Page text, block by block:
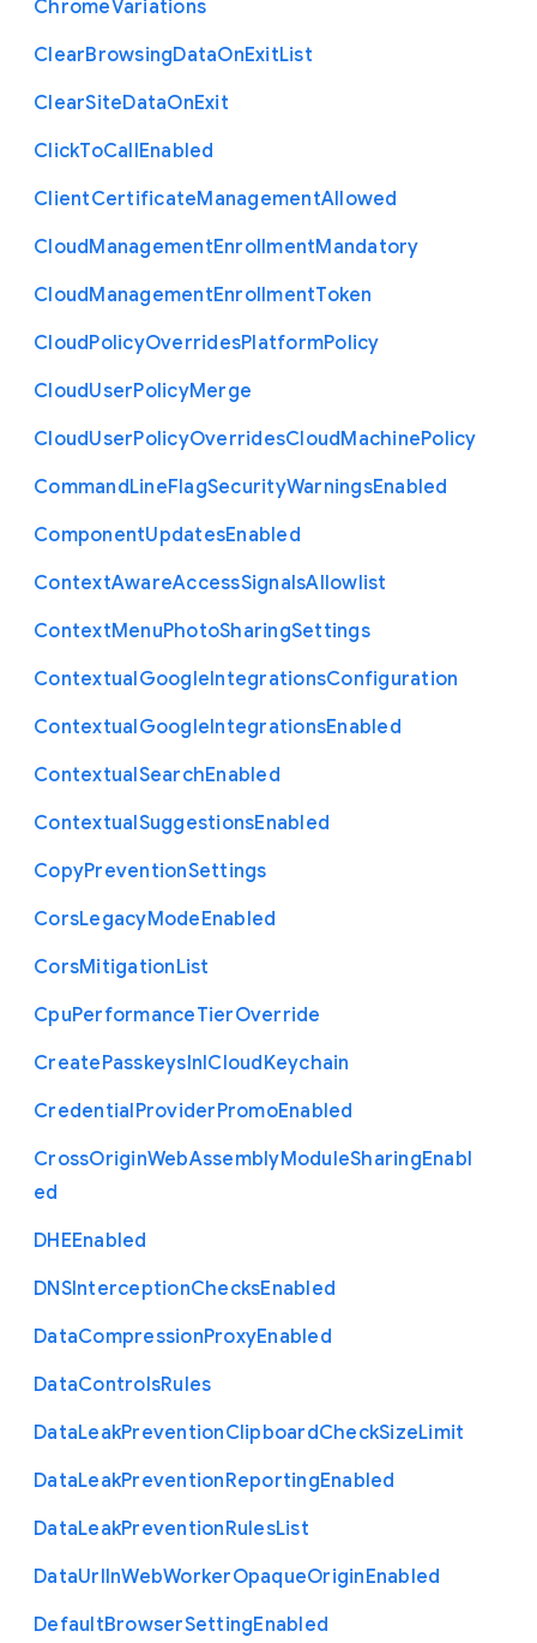
ChromeVariations
ClearBrowsingDataOnExitList
ClearSiteDataOnExit
ClickToCallEnabled
ClientCertificateManagementAllowed
CloudManagementEnrollmentMandatory
CloudManagementEnrollmentToken
CloudPolicyOverridesPlatformPolicy
CloudUserPolicyMerge
CloudUserPolicyOverridesCloudMachinePolicy
CommandLineFlagSecurityWarningsEnabled
ComponentUpdatesEnabled
ContextAwareAccessSignalsAllowlist
ContextMenuPhotoSharingSettings
ContextualGoogleIntegrationsConfiguration
ContextualGoogleIntegrationsEnabled
ContextualSearchEnabled
ContextualSuggestionsEnabled
CopyPreventionSettings
CorsLegacyModeEnabled
CorsMitigationList
CpuPerformanceTierOverride
CreatePasskeysInICloudKeychain
CredentialProviderPromoEnabled
CrossOriginWebAssemblyModuleSharingEnabl
ed
DHEEnabled
DNSInterceptionChecksEnabled
DataCompressionProxyEnabled
DataControlsRules
DataLeakPreventionClipboardCheckSizeLimit
DataLeakPreventionReportingEnabled
DataLeakPreventionRulesList
DataUrlInWebWorkerOpaqueOriginEnabled
DefaultBrowserSettingEnabled